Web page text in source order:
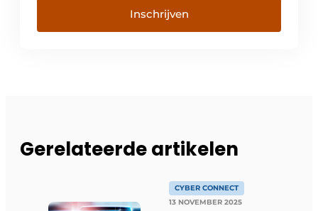
Inschrijven
Gerelateerde artikelen
CYBER CONNECT
13 NOVEMBER 2025